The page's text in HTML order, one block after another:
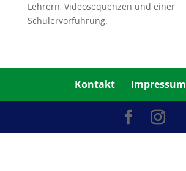
Lehrern, Videosequenzen und einer
Schülervorführung.
Kontakt Impressum